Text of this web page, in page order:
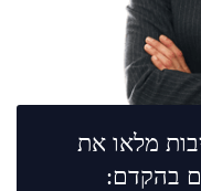
מלאו את
בהקדם: